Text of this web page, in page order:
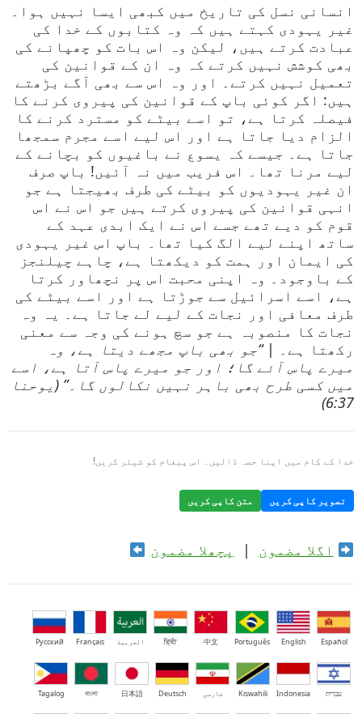
انسانی نسل کی تاریخ میں کبھی ایسا نہیں ہوا۔
غیر یہودی کہتے ہیں کہ وہ کتابوں کے خدا کی
عبادت کرتے ہیں، لیکن وہ اس بات کو چھپانے کی
بھی کوشش نہیں کرتے کہ وہ ان کے قوانین کی
تعمیل نہیں کرتے۔ اور وہ اس سے بھی آگے بڑھتے
ہیں: اگر کوئی باپ کے قوانین کی پیروی کرنے کا
فیصلہ کرتا ہے، تو اسے بیٹے کو مسترد کرنے کا
الزام دیا جاتا ہے اور اس لیے اسے مجرم سمجھا
جاتا ہے۔ جیسے کہ یسوع نے باغیوں کو بچانے کے
لیے مرنا تھا۔ اس فریب میں نہ آئیں! باپ صرف
ان غیر یہودیوں کو بیٹے کی طرف بھیجتا ہے جو
انہی قوانین کی پیروی کرتے ہیں جو اس نے اس
قوم کو دیے تھے جسے اس نے ایک ابدی عہد کے
ساتھ اپنے لیے الگ کیا تھا۔ باپ اس غیر یہودی
کی ایمان اور ہمت کو دیکھتا ہے، چاہے چیلنجز
کے باوجود۔ وہ اپنی محبت اس پر نچھاور کرتا
ہے، اسے اسرائیل سے جوڑتا ہے اور اسے بیٹے کی
طرف معافی اور نجات کے لیے لے جاتا ہے۔ یہ وہ
نجات کا منصوبہ ہے جو سچ ہونے کی وجہ سے معنی
رکھتا ہے۔ |“جو بھی باپ مجھے دیتا ہے، وہ
میرے پاس آئے گا؛ اور جو میرے پاس آتا ہے، اسے
میں کسی طرح بھی باہر نہیں نکالوں گا۔” (یوحنا
6:37)
خدا کے کام میں اپنا حصہ ڈالیں۔ اس پیغام کو شیئر کریں!
تصویر کاپی کریں متن کاپی کریں
اگلا مضمون | پچھلا مضمون
Español
English
Português
中文
हिंदी العربية Français
Русский
עברית Indonesia
Kiswahili فارسی Deutsch
日本語
বাংলা
Tagalog